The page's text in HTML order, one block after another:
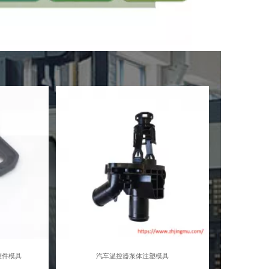
件模具 汽车温控器泵体注塑模具